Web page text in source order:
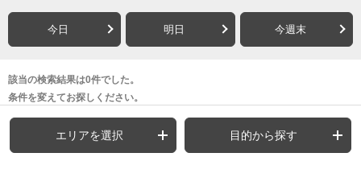
今日 明日 今週末
該当の検索結果は0件でした。
条件を変えてお探しください。
エリアを選択 目的から探す